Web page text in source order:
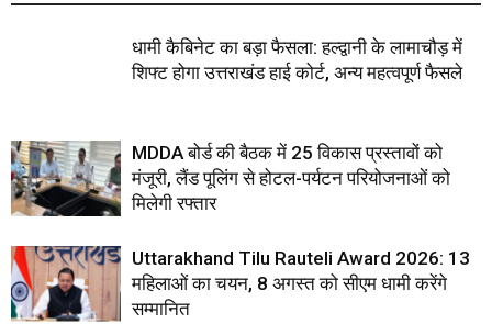
धामी कैबिनेट का बड़ा फैसला: हल्द्वानी के लामाचौड़ में
शिफ्ट होगा उत्तराखंड हाई कोर्ट, अन्य महत्वपूर्ण फैसले
MDDA बोर्ड की बैठक में 25 विकास प्रस्तावों को
मंजूरी, लैंड पूलिंग से होटल-पर्यटन परियोजनाओं को
मिलेगी रफ्तार
Uttarakhand Tilu Rauteli Award 2026: 13
महिलाओं का चयन, 8 अगस्त को सीएम धामी करेंगे
सम्मानित